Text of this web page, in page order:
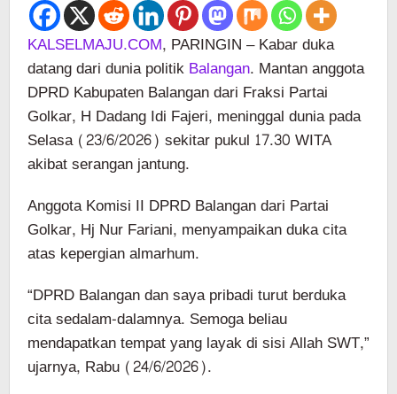
KALSELMAJU.COM, PARINGIN – Kabar duka
datang dari dunia politikBalangan. Mantan anggota
DPRD Kabupaten Balangan dari Fraksi Partai
Golkar, H Dadang Idi Fajeri, meninggal dunia pada
Selasa (23/6/2026) sekitar pukul 17.30 WITA
akibat serangan jantung.
Anggota Komisi II DPRD Balangan dari Partai
Golkar, Hj Nur Fariani, menyampaikan duka cita
atas kepergian almarhum.
“DPRD Balangan dan saya pribadi turut berduka
cita sedalam-dalamnya. Semoga beliau
mendapatkan tempat yang layak di sisi Allah SWT,”
ujarnya, Rabu (24/6/2026).